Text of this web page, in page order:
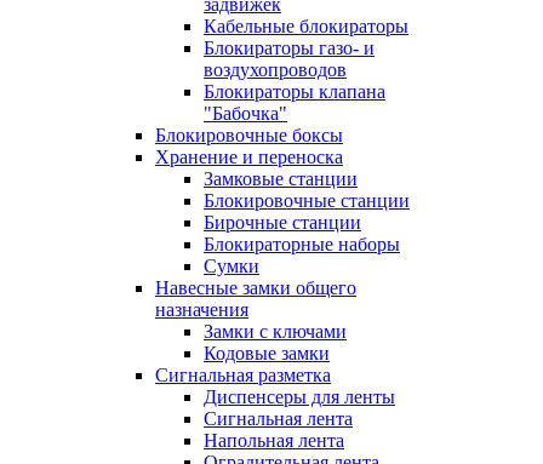
задвижек
Кабельные блокираторы
Блокираторы газо- и
воздухопроводов
Блокираторы клапана
"Бабочка"
Блокировочные боксы
Хранение и переноска
Замковые станции
Блокировочные станции
Бирочные станции
Блокираторные наборы
Сумки
Навесные замки общего
назначения
Замки с ключами
Кодовые замки
Сигнальная разметка
Диспенсеры для ленты
Сигнальная лента
Напольная лента